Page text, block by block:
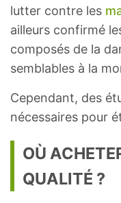
lutter contre les
ailleurs confirmé
composés de la
semblables à la
Cependant, des
nécessaires pour
OÙ
QUALITÉ ?